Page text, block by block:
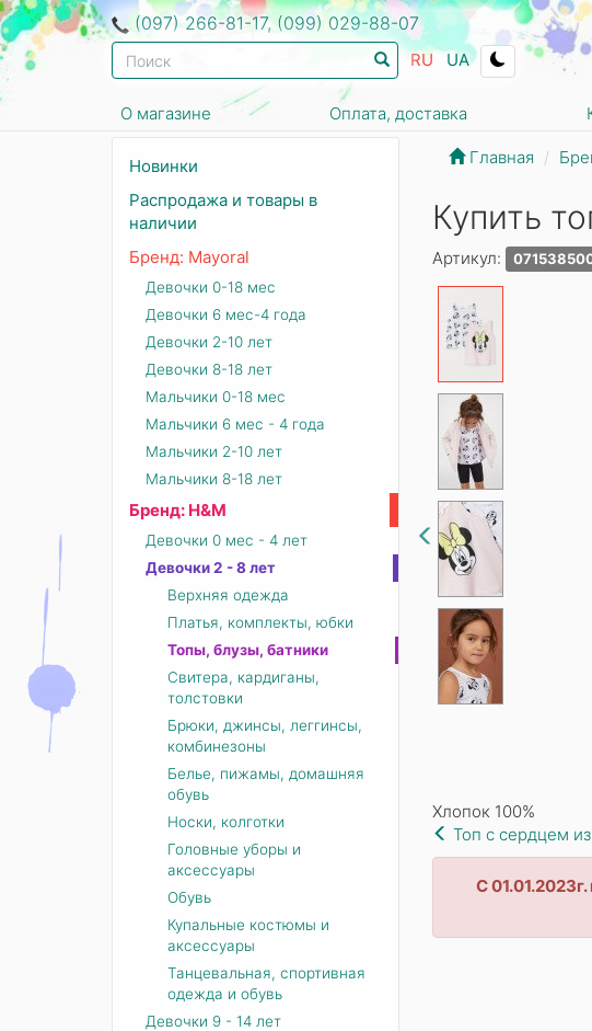
(097) 266-81-17, (099) 029-88-07
RU UA
О магазине Оплата, доставка
Главная
Купить
Артикул:
Хлопок 100%
Топ с сердцем
С
Новинки
Распродажа и товары в
наличии
Бренд: Mayoral
Девочки 0-18 мес
Девочки 6 мес-4 года
Девочки 2-10 лет
Девочки 8-18 лет
Мальчики 0-18 мес
Мальчики 6 мес - 4 года
Мальчики 2-10 лет
Мальчики 8-18 лет
Бренд: Н&М
Девочки 0 мес - 4 лет
Девочки 2 - 8 лет
Верхняя одежда
Платья, комплекты, юбки
Топы, блузы, батники
Свитера, кардиганы,
толстовки
Брюки, джинсы, леггинсы,
комбинезоны
Белье, пижамы, домашняя
обувь
Носки, колготки
Головные уборы и
аксессуары
Обувь
Купальные костюмы и
аксессуары
Танцевальная, спортивная
одежда и обувь
Девочки 9 - 14 лет